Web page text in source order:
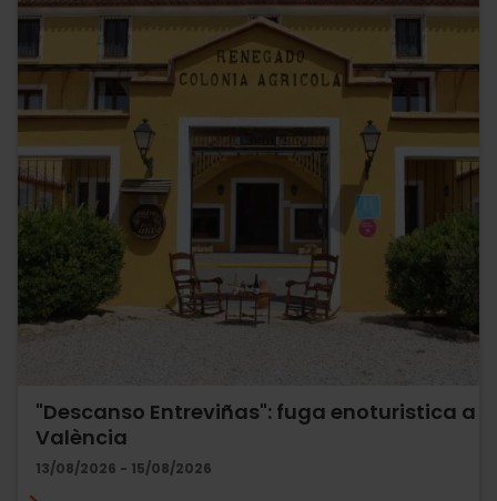
"Descanso Entreviñas": fuga enoturistica a
València
13/08/2026 - 15/08/2026